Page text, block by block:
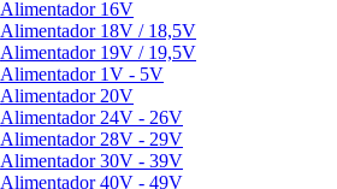
Alimentador 16V
Alimentador 18V / 18,5V
Alimentador 19V / 19,5V
Alimentador 1V - 5V
Alimentador 20V
Alimentador 24V - 26V
Alimentador 28V - 29V
Alimentador 30V - 39V
Alimentador 40V - 49V